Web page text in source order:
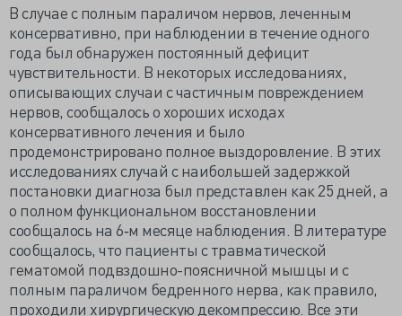
В случае с полным параличом нервов, леченным
консервативно, при наблюдении в течение одного
года был обнаружен постоянный дефицит
чувствительности. В некоторых исследованиях,
описывающих случаи с частичным повреждением
нервов, сообщалось о хороших исходах
консервативного лечения и было
продемонстрировано полное выздоровление. В этих
исследованиях случай с наибольшей задержкой
постановки диагноза был представлен как 25 дней, а
о полном функциональном восстановлении
сообщалось на 6‐м месяце наблюдения. В литературе
сообщалось, что пациенты с травматической
гематомой подвздошно-поясничной мышцы и с
полным параличом бедренного нерва, как правило,
проходили хирургическую декомпрессию. Все эти